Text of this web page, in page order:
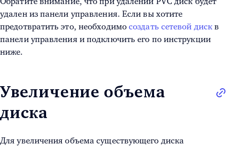
удален из панели управления. Если вы хотите
предотвратить это, необходимосоздать сетевой дискв
панели управления и подключить его по инструкции
ниже.
Увеличение объема
диска
Для увеличения объема существующего диска